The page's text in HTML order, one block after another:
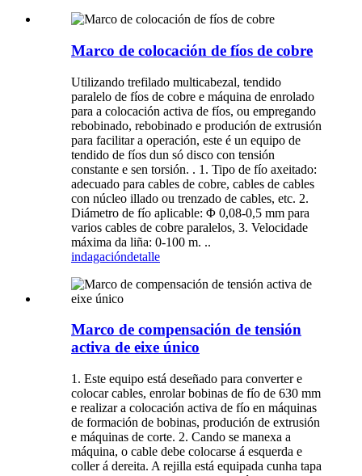
Marco de colocación de fíos de cobre
Utilizando trefilado multicabezal, tendido
paralelo de fíos de cobre e máquina de enrolado
para a colocación activa de fíos, ou empregando
rebobinado, rebobinado e produción de extrusión
para facilitar a operación, este é un equipo de
tendido de fíos dun só disco con tensión
constante e sen torsión. . 1. Tipo de fío axeitado:
adecuado para cables de cobre, cables de cables
con núcleo illado ou trenzado de cables, etc. 2.
Diámetro de fío aplicable: Φ 0,08-0,5 mm para
varios cables de cobre paralelos, 3. Velocidade
máxima da liña: 0-100 m. ..
indagacióndetalle
Marco de compensación de tensión
activa de eixe único
1. Este equipo está deseñado para converter e
colocar cables, enrolar bobinas de fío de 630 mm
e realizar a colocación activa de fío en máquinas
de formación de bobinas, produción de extrusión
e máquinas de corte. 2. Cando se manexa a
máquina, o cable debe colocarse á esquerda e
coller á dereita. A rejilla está equipada cunha tapa